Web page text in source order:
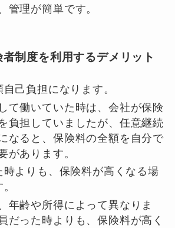
管理が簡単です。
制度を利用するデメリット
己負担になります。
て働いていた時は、会社が保険
負担していましたが、任意継続
なると、保険料の全額を自分で
があります。
時よりも、保険料が高くなる場
年齢や所得によって異なりま
だった時よりも、保険料が高く